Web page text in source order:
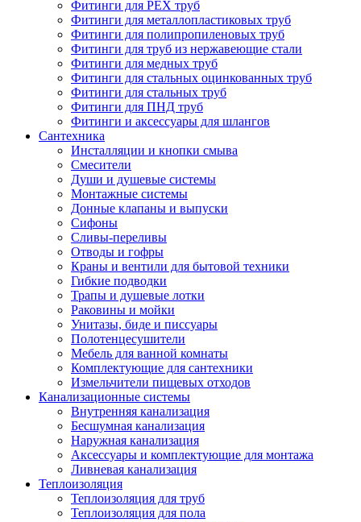
Фитинги для PEX труб
Фитинги для металлопластиковых труб
Фитинги для полипропиленовых труб
Фитинги для труб из нержавеющие стали
Фитинги для медных труб
Фитинги для стальных оцинкованных труб
Фитинги для стальных труб
Фитинги для ПНД труб
Фитинги и аксессуары для шлангов
Сантехника
Инсталляции и кнопки смыва
Смесители
Души и душевые системы
Монтажные системы
Донные клапаны и выпуски
Сифоны
Сливы-переливы
Отводы и гофры
Краны и вентили для бытовой техники
Гибкие подводки
Трапы и душевые лотки
Раковины и мойки
Унитазы, биде и писсуары
Полотенцесушители
Мебель для ванной комнаты
Комплектующие для сантехники
Измельчители пищевых отходов
Канализационные системы
Внутренняя канализация
Бесшумная канализация
Наружная канализация
Аксессуары и комплектующие для монтажа
Ливневая канализация
Теплоизоляция
Теплоизоляция для труб
Теплоизоляция для пола